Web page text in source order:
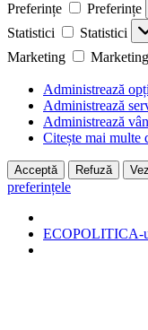
Preferințe
Preferințe
Statistici
Statistici
Marketing
Marketing
Administrează
Administrează
Administrează
Citește mai multe
Acceptă Refuză
preferințele
ECOPOLITICA-